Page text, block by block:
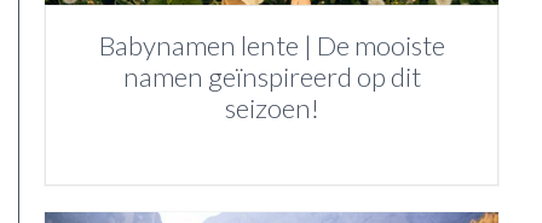
Babynamen lente | De mooiste
namen geïnspireerd op dit
seizoen!